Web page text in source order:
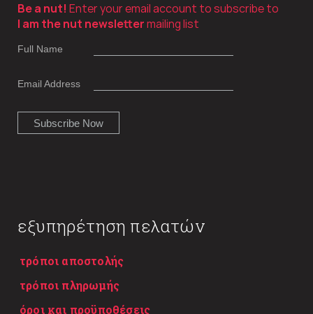
Be a nut! Enter your email account to subscribe to
I am the nut newslettermailing list
Full Name
Email Address
εξυπηρέτηση πελατών
τρόποι αποστολής
τρόποι πληρωμής
όροι και προϋποθέσεις